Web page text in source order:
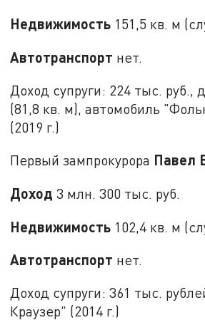
Недвижимость 151,5 кв. м
Автотранспорт нет.
Доход супруги: 224 тыс. руб.,
(81,8 кв. м), автомобиль
(2019 г.)
Первый зампрокурора Павел
Доход 3 млн. 300 тыс. руб.
Недвижимость 102,4 кв. м
Автотранспорт нет.
Доход супруги: 361 тыс.
Краузер" (2014 г.)